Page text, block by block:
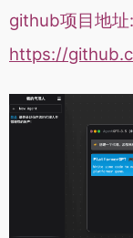
github项目地址:
https://